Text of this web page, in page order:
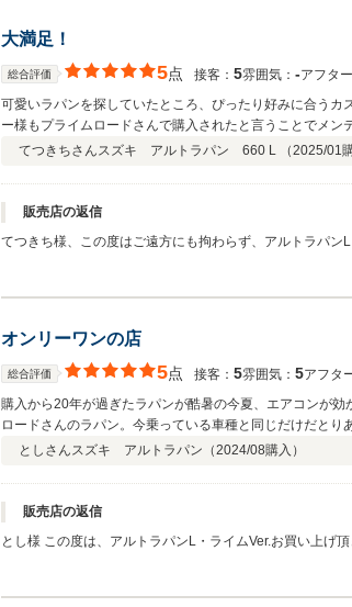
大満足！
総合評価 5点 接客： 5雰囲気： ‐アフター
可愛いラパンを探していたところ、ぴったり好みに合う
ー様もプライムロードさんで購入されたと言うことでメ
ころ納車頂きましたし、納車時の説明もきちんとして頂
てつきちさんスズキ アルトラパン 660 L （2025/01
販売店の返信
てつきち様、この度はご遠方にも拘わらず、アルトラパ
オンリーワンの店
総合評価 5点 接客： 5雰囲気： 5アフタ
購入から20年が過ぎたラパンが酷暑の今夏、エアコンが
ロードさんのラパン。今乗っている車種と同じだけだと
ますよ） 車ごとに色んなカラーで綺麗にカスタムされて
したらすぐにリレーの損傷を発見。某大型カーショップ
ました。 その瞬間にこの店なら間違いないと確信しまし
色々とお世話になろうと思わせてくれるショップです。
としさんスズキ アルトラパン（2024/08購入）
販売店の返信
とし様 この度は、アルトラパンL・ライムVer.お買い上げ